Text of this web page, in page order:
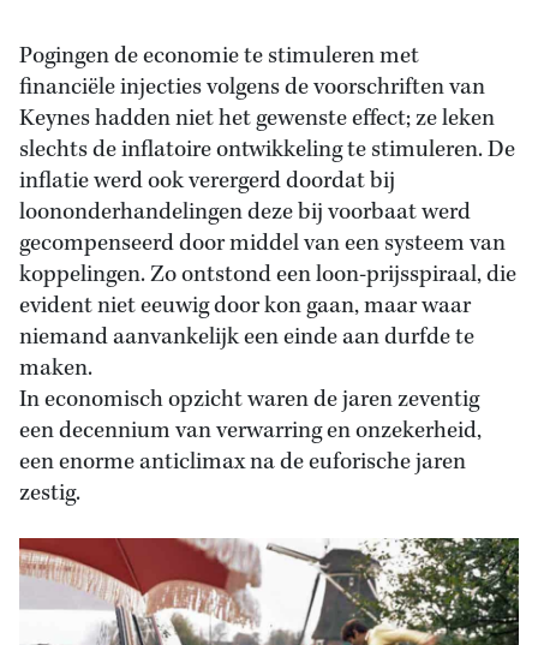
Pogingen de economie te stimuleren met
financiële injecties volgens de voorschriften van
Keynes hadden niet het gewenste effect; ze leken
slechts de inflatoire ontwikkeling te stimuleren. De
inflatie werd ook verergerd doordat bij
loononderhandelingen deze bij voorbaat werd
gecompenseerd door middel van een systeem van
koppelingen. Zo ontstond een loon-prijsspiraal, die
evident niet eeuwig door kon gaan, maar waar
niemand aanvankelijk een einde aan durfde te
maken.
In economisch opzicht waren de jaren zeventig
een decennium van verwarring en onzekerheid,
een enorme anticlimax na de euforische jaren
zestig.